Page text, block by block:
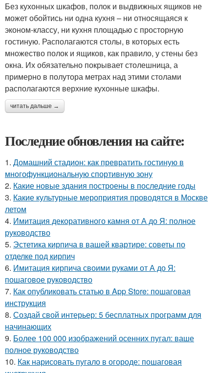
Без кухонных шкафов, полок и выдвижных ящиков не
может обойтись ни одна кухня – ни относящаяся к
эконом-классу, ни кухня площадью с просторную
гостиную. Располагаются столы, в которых есть
множество полок и ящиков, как правило, у стены без
окна. Их обязательно покрывает столешница, а
примерно в полутора метрах над этими столами
располагаются верхние кухонные шкафы.
читать дальше →
Последние обновления на сайте:
1. Домашний стадион: как превратить гостиную в
многофункциональную спортивную зону
2. Какие новые здания построены в последние годы
3. Какие культурные мероприятия проводятся в Москве
летом
4. Имитация декоративного камня от А до Я: полное
руководство
5. Эстетика кирпича в вашей квартире: советы по
отделке под кирпич
6. Имитация кирпича своими руками от А до Я:
пошаговое руководство
7. Как опубликовать статью в App Store: пошаговая
инструкция
8. Создай свой интерьер: 5 бесплатных программ для
начинающих
9. Более 100 000 изображений осенних пугал: ваше
полное руководство
10. Как нарисовать пугало в огороде: пошаговая